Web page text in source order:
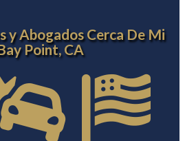
y Abogados Cerca De Mi
Point, CA